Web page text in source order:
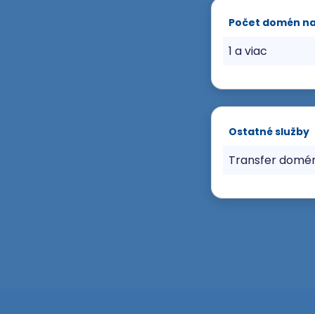
Počet domén
1 a viac
Ostatné služby
Transfer